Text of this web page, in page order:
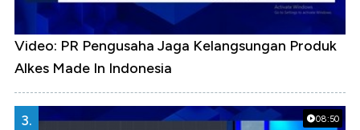
Video: PR Pengusaha Jaga Kelangsungan Produk
Alkes Made In Indonesia
08:50
3.